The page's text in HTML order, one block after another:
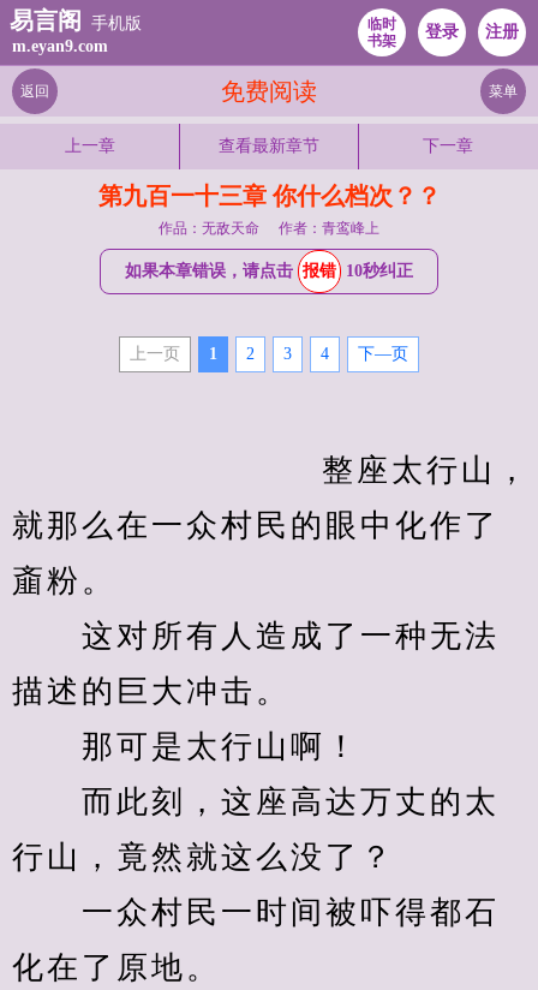
易言阁
手机版
m.eyan9.com
临时
书架
登录 注册
免费阅读
返回 菜单
上一章 查看最新章节 下一章
第九百一十三章 你什么档次？？
作品：无敌天命 作者：青鸾峰上
如果本章错误，请点击 报错 10秒纠正
上一页 1 2 3 4 下—页
整座太行山，
就那么在一众村民的眼中化作了
齑粉。
这对所有人造成了一种无法
描述的巨大冲击。
那可是太行山啊！
而此刻，这座高达万丈的太
行山，竟然就这么没了？
一众村民一时间被吓得都石
化在了原地。